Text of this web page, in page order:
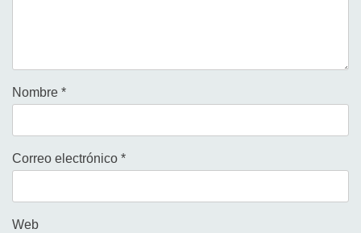
Nombre *
Correo electrónico *
Web